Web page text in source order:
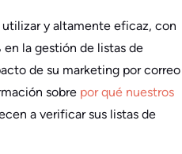
y altamente eficaz, con
en la gestión de listas de
de su marketing por correo
sobre por qué nuestros
a verificar sus listas de